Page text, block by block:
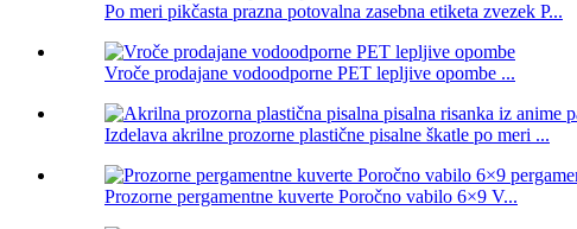
Po meri pikčasta prazna potovalna zasebna etiketa zvezek P...
Vroče prodajane vodoodporne PET lepljive opombe ...
Izdelava akrilne prozorne plastične pisalne škatle po meri ...
Prozorne pergamentne kuverte Poročno vabilo 6×9 V...